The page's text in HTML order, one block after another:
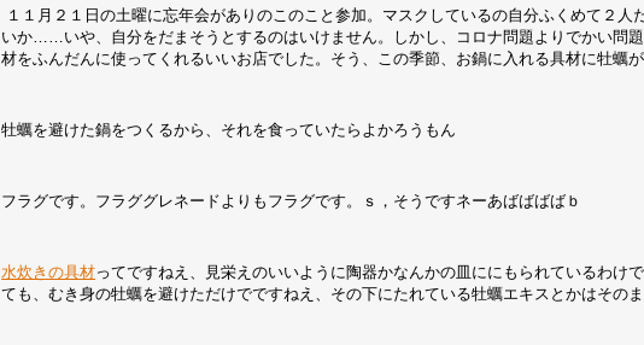
１１月２１日の土曜に忘年会がありのこのこと参加。マスクしているの自分ふくめて２
いか……いや、自分をだまそうとするのはいけません。しかし、コロナ問題よりでかい問
材をふんだんに使ってくれるいいお店でした。そう、この季節、お鍋に入れる具材に牡蠣が
牡蠣を避けた鍋をつくるから、それを食っていたらよかろうもん
フラグです。フラググレネードよりもフラグです。ｓ，そうですネーあばばばばｂ
水炊きの具材ってですねえ、見栄えのいいように陶器かなんかの皿ににもられているわけ
ても、むき身の牡蠣を避けただけでですねえ、その下にたれている牡蠣エキスとかはそのま